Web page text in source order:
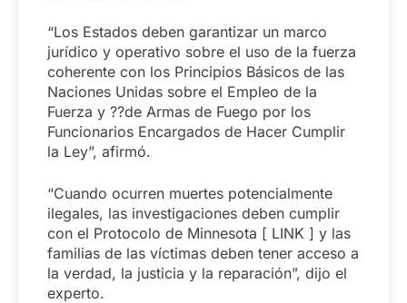
“Los Estados deben garantizar un marco
jurídico y operativo sobre el uso de la fuerza
coherente con los Principios Básicos de las
Naciones Unidas sobre el Empleo de la
Fuerza y ??de Armas de Fuego por los
Funcionarios Encargados de Hacer Cumplir
la Ley”, afirmó.
“Cuando ocurren muertes potencialmente
ilegales, las investigaciones deben cumplir
con el Protocolo de Minnesota [ LINK ] y las
familias de las víctimas deben tener acceso a
la verdad, la justicia y la reparación”, dijo el
experto.